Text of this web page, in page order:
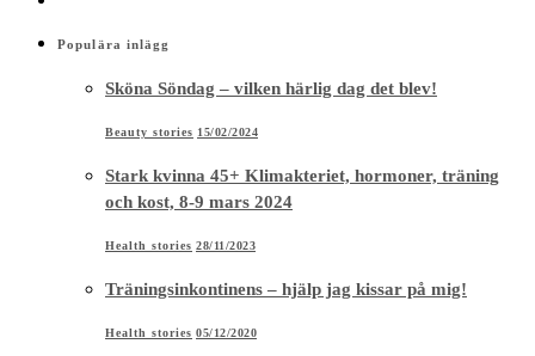
Populära inlägg
Sköna Söndag – vilken härlig dag det blev!
Beauty stories 15/02/2024
Stark kvinna 45+ Klimakteriet, hormoner, träning
och kost, 8-9 mars 2024
Health stories 28/11/2023
Träningsinkontinens – hjälp jag kissar på mig!
Health stories 05/12/2020